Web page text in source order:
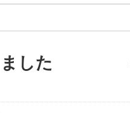
した